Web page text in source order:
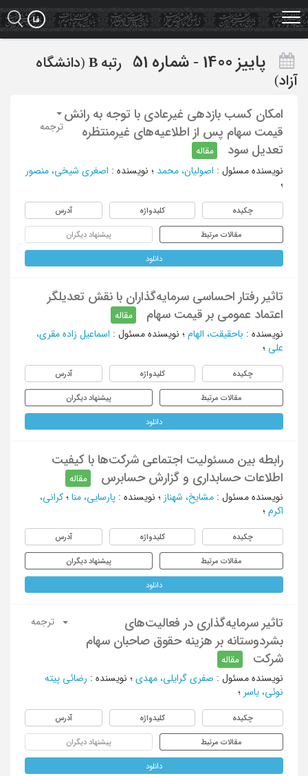
Skip
to
main
پاییز 1400 - شماره 51 رتبه B (دانشگاه
آزاد)
امکان کسب بازدهی غیرعادی با توجه به رانش
قیمت سهام پس از اطلاعیه‌های غیرمنتظره
تعدیل سود
مقاله
ترجمه
نویسنده مسئول : اصولیان، محمد ؛ نویسنده : اصغری شیخی، منصور
؛
چکیده کلیدواژه آدرس
مقالات مرتبط پیشنهاد دیگران
دانلود
تاثیر رفتار احساسی سرمایه‌گذاران با نقش تعدیلگر
اعتماد عمومی بر قیمت سهام
مقاله
نویسنده : باحقیقت، الهام ؛ نویسنده مسئول : اسماعیل زاده مقری،
علی ؛
چکیده کلیدواژه آدرس
مقالات مرتبط پیشنهاد دیگران
دانلود
رابطه بین مسئولیت اجتماعی شرکت‌ها با کیفیت
اطلاعات حسابداری و گزارش حسابرس
مقاله
نویسنده مسئول : مشایخ، شهناز ؛ نویسنده : پارسایی، منا ؛ کرانی،
اکرم ؛
چکیده کلیدواژه آدرس
مقالات مرتبط پیشنهاد دیگران
دانلود
تاثیر سرمایه‌گذاری در فعالیت‌های
بشردوستانه بر هزینه حقوق صاحبان سهام
شرکت
مقاله
ترجمه
نویسنده مسئول : صفری گرایلی، مهدی ؛ نویسنده : رضائی پیته
نوئی، یاسر ؛
چکیده کلیدواژه آدرس
مقالات مرتبط پیشنهاد دیگران
دانلود